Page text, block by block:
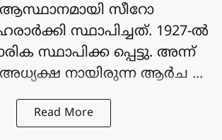
സീറോ
സ്ഥാപിച്ചത്. 1927-ൽ
സ്ഥാപിക്ക പ്പെട്ടു. അന്ന്
നായിരുന്ന ആർച ...
Read More